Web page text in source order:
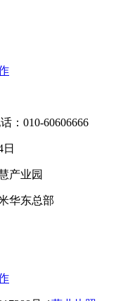
：010-60606666
产业园
华东总部